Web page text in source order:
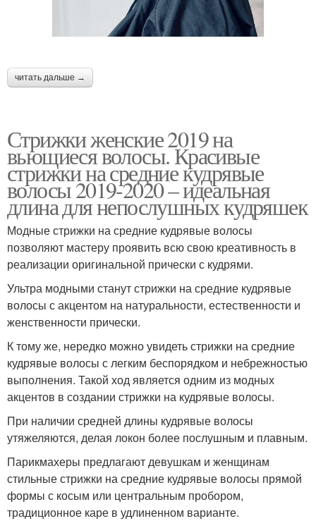
читать дальше →
Стрижки женские 2019 на
вьющиеся волосы. Красивые
стрижки на средние кудрявые
волосы 2019-2020 – идеальная
длина для непослушных кудряшек
Модные стрижки на средние кудрявые волосы
позволяют мастеру проявить всю свою креативность в
реализации оригинальной прически с кудрями.
Ультра модными станут стрижки на средние кудрявые
волосы с акцентом на натуральности, естественности и
женственности прически.
К тому же, нередко можно увидеть стрижки на средние
кудрявые волосы с легким беспорядком и небрежностью
выполнения. Такой ход является одним из модных
акцентов в создании стрижки на кудрявые волосы.
При наличии средней длины кудрявые волосы
утяжеляются, делая локон более послушным и плавным.
Парикмахеры предлагают девушкам и женщинам
стильные стрижки на средние кудрявые волосы прямой
формы с косым или центральным пробором,
традиционное каре в удлиненном варианте.